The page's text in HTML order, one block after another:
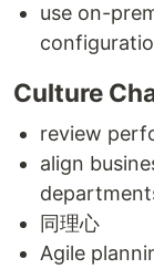
use on-
Culture
review
align
同理心
Agile